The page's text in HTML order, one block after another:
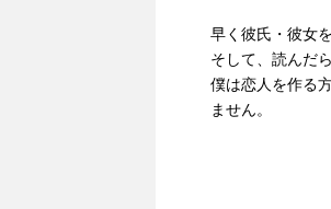
早く彼氏・彼女
そして、読んだ
僕は恋人を作る
ません。